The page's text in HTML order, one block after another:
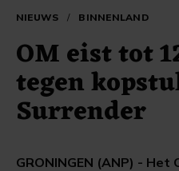
NIEUWS / BINNENLAND
OM eist tot
tegen
Surrender
GRONINGEN (ANP) -